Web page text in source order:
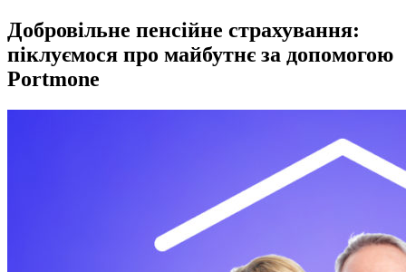
Добровільне пенсійне страхування:
піклуємося про майбутнє за допомогою
Portmone